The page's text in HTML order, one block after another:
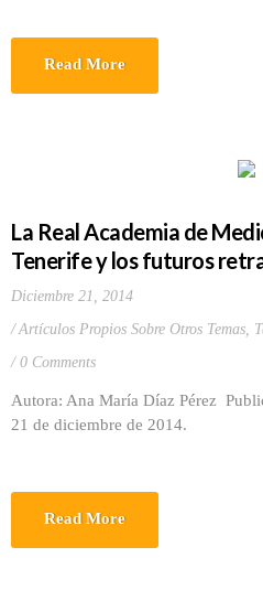
Read More
La Real Academia de
Tenerife y los futuros
Diciembre 21, 2014
Artículos Propios Sobre Otros Temas,
0 Comments
Autora: Ana María Díaz Pérez
21 de diciembre de 2014.
Read More